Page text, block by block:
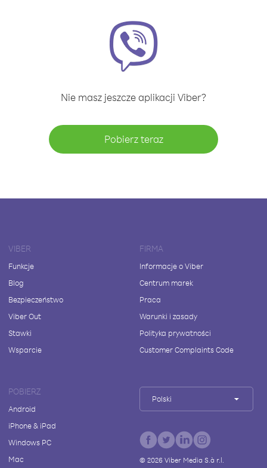
Nie masz jeszcze aplikacji Viber?
Pobierz teraz
VIBER
Funkcje
Blog
Bezpieczeństwo
Viber Out
Stawki
Wsparcie
FIRMA
Informacje o Viber
Centrum marek
Praca
Warunki i zasady
Polityka prywatności
Customer Complaints Code
POBIERZ
Android
iPhone & iPad
Windows PC
Mac
Polski
© 2026Viber Media S.à r.l.